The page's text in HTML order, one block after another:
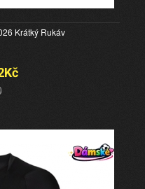
Krátký Rukáv